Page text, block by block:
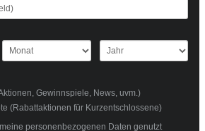
Gewinnspiele, News, uvm.)
(Rabattaktionen für Kurzentschlossene)
personenbezogenen Daten genutzt